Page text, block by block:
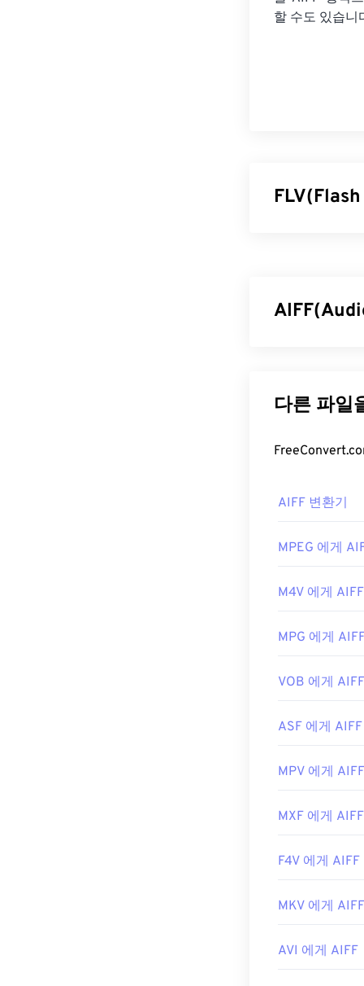
할 수도 있습니
형식이라고도
장점을 제공합
기본적으로
립니다. Adobe
Cloud ,Eltima
최초 출시:
유용한 링크:
https://
손실파일 형식
합니다. AIFF는
AIFF 파일
열 수 있는 다
Android또는
개발자:
Apple
최초 출시:1988
https://
AIFF 변환기
MPEG 에게
M4V 에게 AIFF
MPG 에게
VOB 에게 AIFF
ASF 에게 AIFF
MPV 에게 AIFF
MXF 에게 AIFF
F4V 에게 AIFF
MKV 에게 AIFF
AVI 에게 AIFF